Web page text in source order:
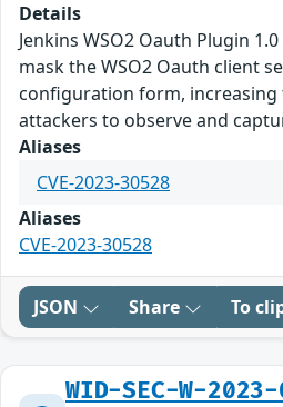
Details
Jenkins WSO2 Oauth Plugin
mask the WSO2 Oauth client
configuration form,
attackers to observe and
Aliases
CVE-2023-30528
Aliases
CVE-2023-30528
JSON Share To
WID-SEC-W-